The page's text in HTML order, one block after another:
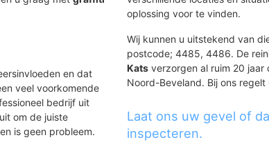
en dat
veel voorkomende
bedrijf uit
om de juiste
is geen probleem.
oplossing voor te vinden.
Wij kunnen u uitstekend van
postcode; 4485, 4486. De
Kats verzorgen al ruim 20
Noord-Beveland. Bij ons
Laat ons uw gevel of
inspecteren.